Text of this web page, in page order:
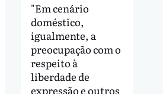
"Em cenário
doméstico,
igualmente, a
preocupação com o
respeito à
liberdade de
expressão e outros